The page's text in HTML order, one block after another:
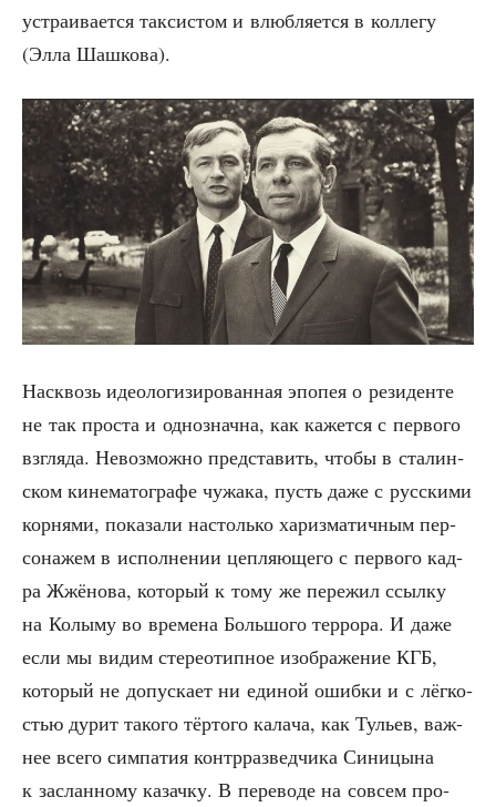
устра­и­ва­ет­ся так­си­стом и влюб­ля­ет­ся в кол­ле­гу
(Элла Шашкова).
Насквозь идео­ло­ги­зи­ро­ван­ная эпо­пея о рези­ден­те
не так про­ста и одно­знач­на, как кажет­ся с пер­во­го
взгля­да. Невоз­мож­но пред­ста­вить, что­бы в ста­лин­
ском кине­ма­то­гра­фе чужа­ка, пусть даже с рус­ски­ми
кор­ня­ми, пока­за­ли настоль­ко хариз­ма­тич­ным пер­
со­на­жем в испол­не­нии цеп­ля­ю­ще­го с пер­во­го кад­
ра Жжё­но­ва, кото­рый к тому же пере­жил ссыл­ку
на Колы­му во вре­ме­на Боль­шо­го тер­ро­ра. И даже
если мы видим сте­рео­тип­ное изоб­ра­же­ние КГБ,
кото­рый не допус­ка­ет ни еди­ной ошиб­ки и с лёг­ко­
стью дурит тако­го тёр­то­го кала­ча, как Тульев, важ­
нее все­го сим­па­тия контр­раз­вед­чи­ка Сини­цы­на
к заслан­но­му казач­ку. В пере­во­де на совсем про­